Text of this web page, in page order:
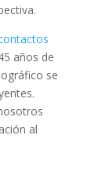
años de
se
al